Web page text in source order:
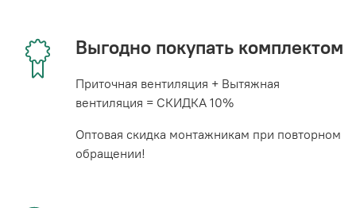
Выгодно покупать комплектом
Приточная вентиляция + Вытяжная
вентиляция = СКИДКА 10%
Оптовая скидка монтажникам при повторном
обращении!